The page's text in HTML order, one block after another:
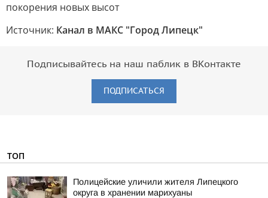
покорения новых высот
Источник: Канал в МАКС "Город Липецк"
Подписывайтесь на наш паблик в ВКонтакте
ПОДПИСАТЬСЯ
ТОП
Полицейские уличили жителя Липецкого
округа в хранении марихуаны